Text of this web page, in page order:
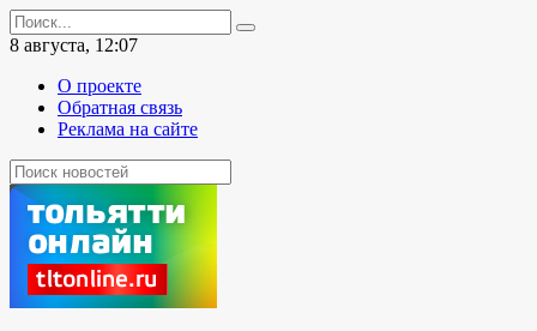
Перейти
к
содержанию
Search
for:
8 августа, 12:07
О проекте
Обратная связь
Реклама на сайте